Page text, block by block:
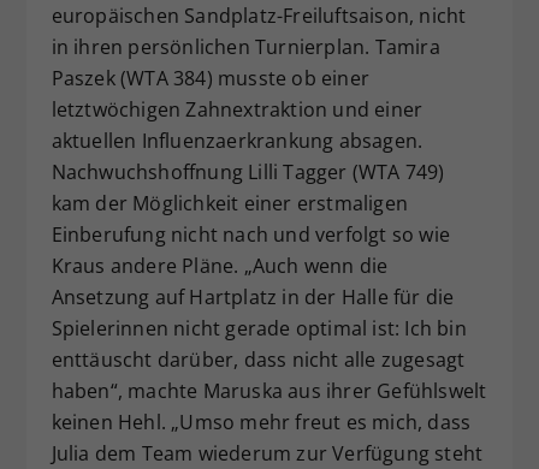
europäischen Sandplatz-Freiluftsaison, nicht
in ihren persönlichen Turnierplan. Tamira
Paszek (WTA 384) musste ob einer
letztwöchigen Zahnextraktion und einer
aktuellen Influenzaerkrankung absagen.
Nachwuchshoffnung Lilli Tagger (WTA 749)
kam der Möglichkeit einer erstmaligen
Einberufung nicht nach und verfolgt so wie
Kraus andere Pläne. „Auch wenn die
Ansetzung auf Hartplatz in der Halle für die
Spielerinnen nicht gerade optimal ist: Ich bin
enttäuscht darüber, dass nicht alle zugesagt
haben“, machte Maruska aus ihrer Gefühlswelt
keinen Hehl. „Umso mehr freut es mich, dass
Julia dem Team wiederum zur Verfügung steht